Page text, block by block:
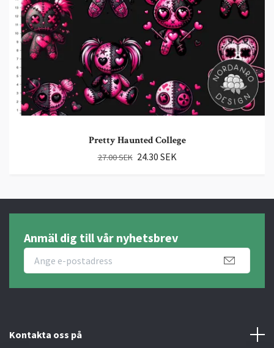
Pretty Haunted College
27.00 SEK 24.30 SEK
Anmäl dig till vår nyhetsbrev
Kontakta oss på